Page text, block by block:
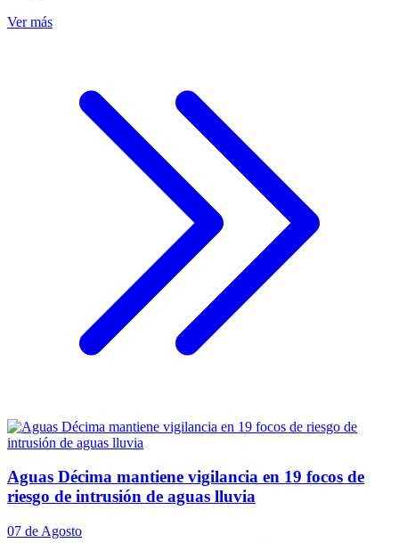
Ver más
Aguas Décima mantiene vigilancia en 19 focos de
riesgo de intrusión de aguas lluvia
07 de Agosto